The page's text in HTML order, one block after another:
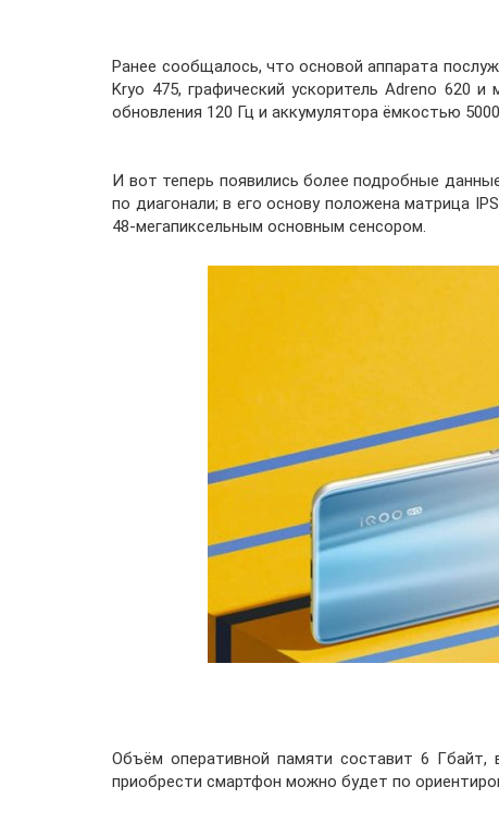
Ранее сообщалось, что основой аппарата
Kryo 475, графический ускоритель Adreno 620
обновления 120 Гц и аккумулятора ёмкостью
И вот теперь появились более подробные
по диагонали; в его основу положена матрица
48-мегапиксельным основным сенсором.
Объём оперативной памяти составит 6
приобрести смартфон можно будет по